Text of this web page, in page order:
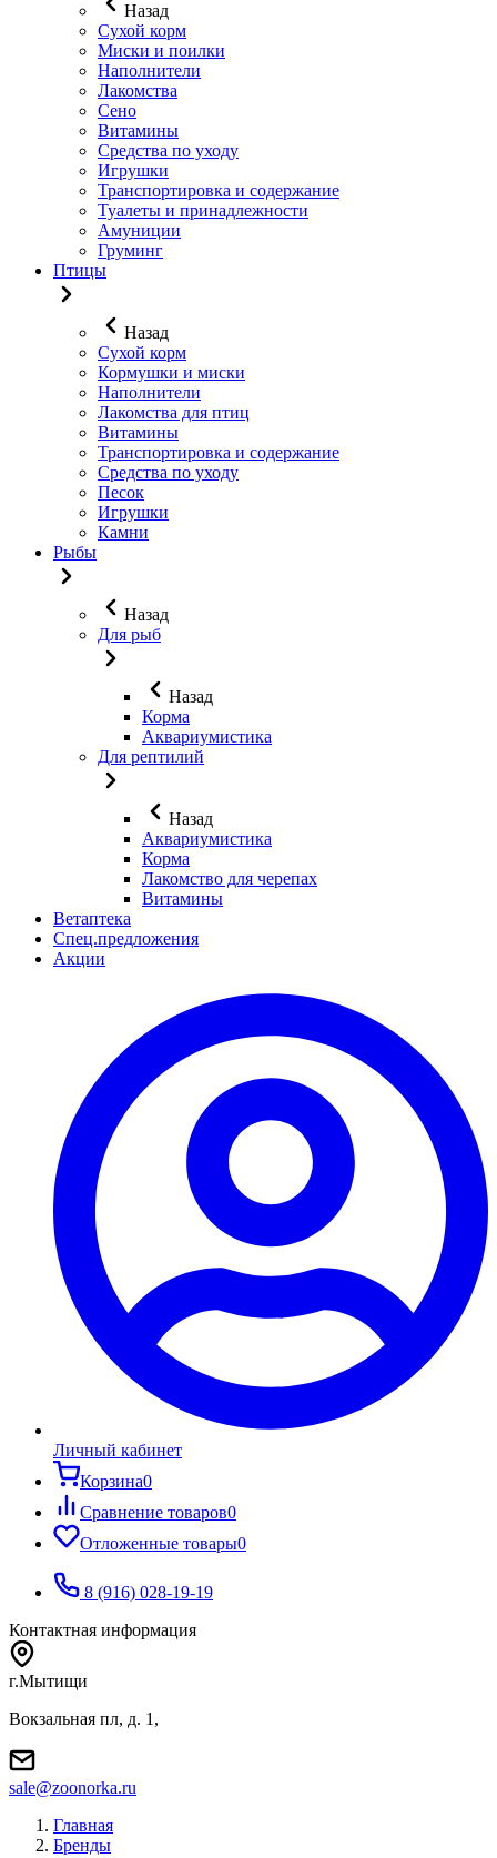
Назад
Сухой корм
Миски и поилки
Наполнители
Лакомства
Сено
Витамины
Средства по уходу
Игрушки
Транспортировка и содержание
Туалеты и принадлежности
Амуниции
Груминг
Птицы
Назад
Сухой корм
Кормушки и миски
Наполнители
Лакомства для птиц
Витамины
Транспортировка и содержание
Средства по уходу
Песок
Игрушки
Камни
Рыбы
Назад
Для рыб
Назад
Корма
Аквариумистика
Для рептилий
Назад
Аквариумистика
Корма
Лакомство для черепах
Витамины
Ветаптека
Спец.предложения
Акции
Личный кабинет
Корзина0
Сравнение товаров0
Отложенные товары0
8 (916) 028-19-19
Контактная информация
г.Мытищи
Вокзальная пл, д. 1,
sale@zoonorka.ru
Главная
Бренды